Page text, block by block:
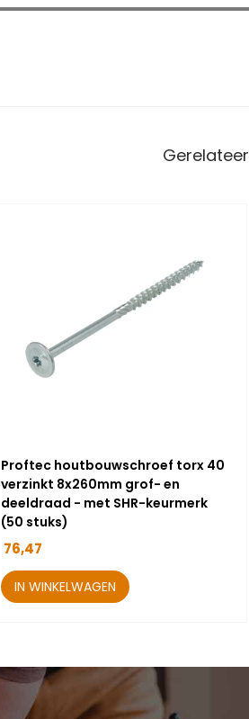
Proftec houtbouwschroef torx 40
verzinkt 8x260mm grof- en
deeldraad - met SHR-keurmerk
(50 stuks)
76,47
IN WINKELWAGEN